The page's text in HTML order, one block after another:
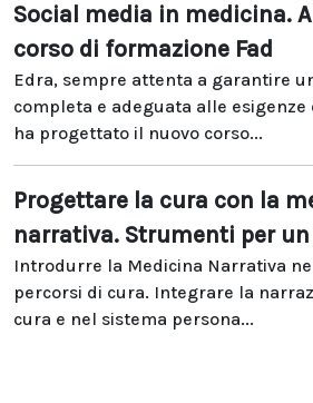
Social media in medicina.
corso di formazione Fad
Edra, sempre attenta a garantire
completa e adeguata alle
ha progettato il nuovo corso...
Progettare la cura con la
narrativa. Strumenti per
Introdurre la Medicina Narrativa
percorsi di cura. Integrare la
cura e nel sistema persona...